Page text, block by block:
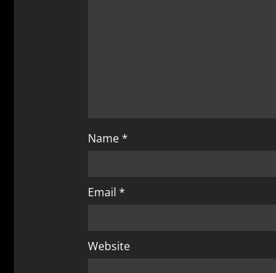
Name*
Email *
Website